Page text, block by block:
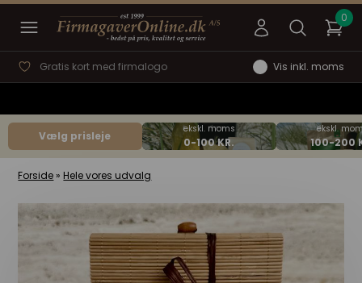
Gratis kort med firmalogo Vis inkl. moms
Vælg prisleje
Forside » Hele vores udvalg